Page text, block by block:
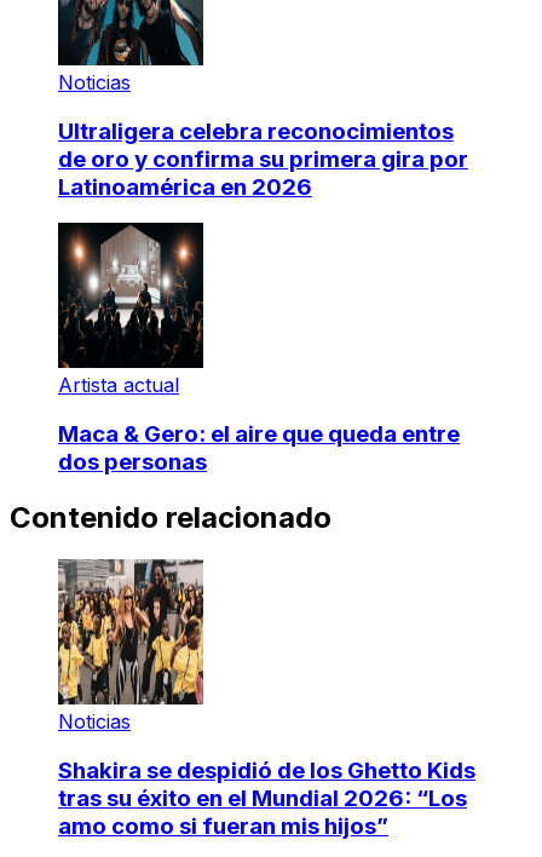
Noticias
Ultraligera celebra reconocimientos
de oro y confirma su primera gira por
Latinoamérica en 2026
Artista actual
Maca & Gero: el aire que queda entre
dos personas
Contenido relacionado
Noticias
Shakira se despidió de los Ghetto Kids
tras su éxito en el Mundial 2026: “Los
amo como si fueran mis hijos”